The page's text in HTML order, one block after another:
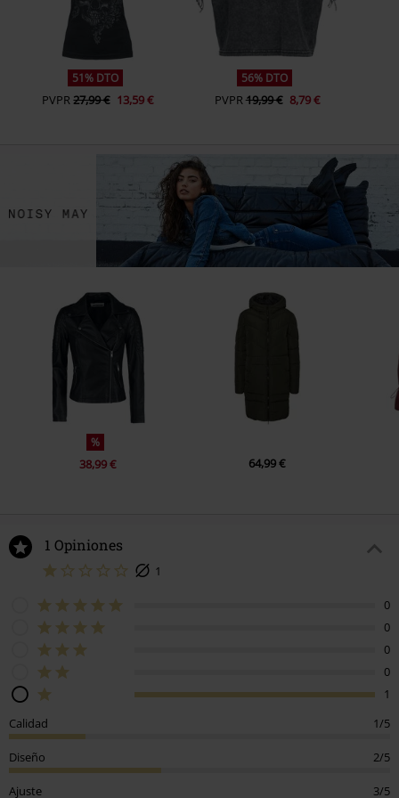
51% DTO
PVPR27,99 € 13,59 €
56% DTO
PVPR19,99 € 8,79 €
%
38,99 € 64,99 €
1 Opiniones
1
0
0
0
0
1
Calidad
1/5
Diseño 2/5
Ajuste 3/5